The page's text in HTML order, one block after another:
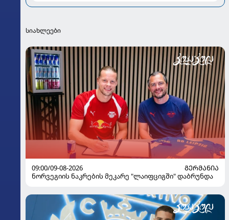
სიახლეები
09:00/09-08-2026
ᲒᲔᲠᲛᲐᲜᲘᲐ
ნორვეგიის ნაკრების მეკარე "ლაიფციგში" დაბრუნდა